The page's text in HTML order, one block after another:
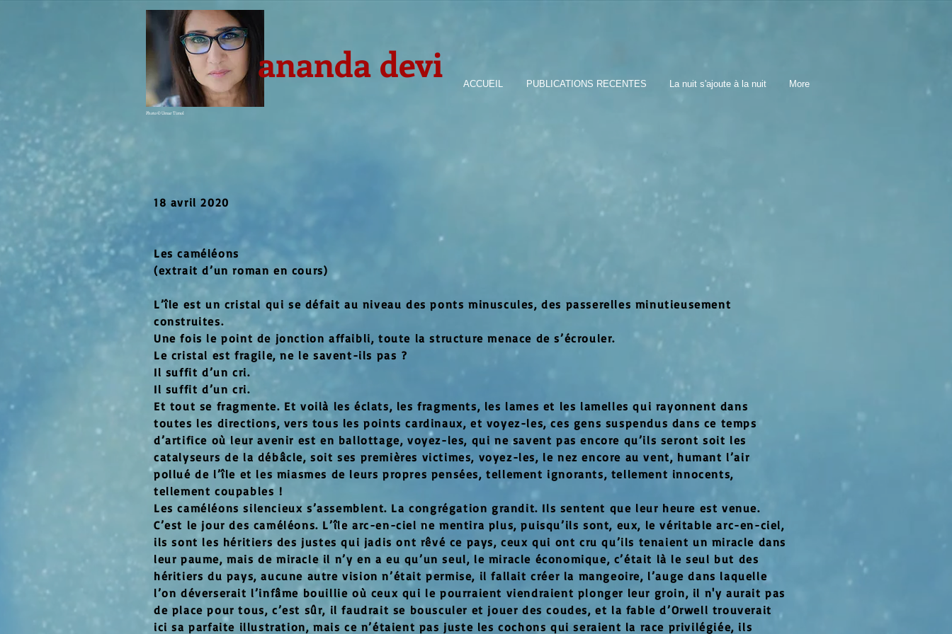
ananda devi ACCUEIL PUBLICATIONS RECENTES La nuit s'ajoute à la nuit More
Photo © Umar Timol
18 avril 2020
Les caméléons
(extrait d’un roman en cours)
L’île est un cristal qui se défait au niveau des ponts minuscules, des passerelles minutieusement
construites.
Une fois le point de jonction affaibli, toute la structure menace de s’écrouler.
Le cristal est fragile, ne le savent-ils pas ?
Il suffit d’un cri.
Il suffit d’un cri.
Et tout se fragmente. Et voilà les éclats, les fragments, les lames et les lamelles qui rayonnent dans
toutes les directions, vers tous les points cardinaux, et voyez-les, ces gens suspendus dans ce temps
d’artifice où leur avenir est en ballottage, voyez-les, qui ne savent pas encore qu’ils seront soit les
catalyseurs de la débâcle, soit ses premières victimes, voyez-les, le nez encore au vent, humant l’air
pollué de l’île et les miasmes de leurs propres pensées, tellement ignorants, tellement innocents,
tellement coupables !
Les caméléons silencieux s’assemblent. La congrégation grandit. Ils sentent que leur heure est venue.
C’est le jour des caméléons. L’île arc-en-ciel ne mentira plus, puisqu’ils sont, eux, le véritable arc-en-ciel,
ils sont les héritiers des justes qui jadis ont rêvé ce pays, ceux qui ont cru qu’ils tenaient un miracle dans
leur paume, mais de miracle il n’y en a eu qu’un seul, le miracle économique, c’était là le seul but des
héritiers du pays, aucune autre vision n’était permise, il fallait créer la mangeoire, l’auge dans laquelle
l’on déverserait l’infâme bouillie où ceux qui le pourraient viendraient plonger leur groin, il n'y aurait pas
de place pour tous, c’est sûr, il faudrait se bousculer et jouer des coudes, et la fable d’Orwell trouverait
ici sa parfaite illustration, mais ce n’étaient pas juste les cochons qui seraient la race privilégiée, ils